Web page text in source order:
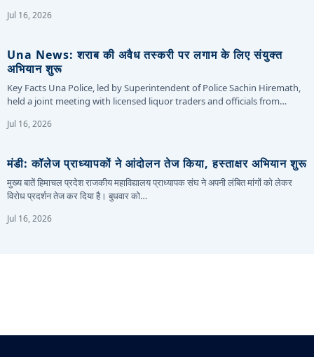
Jul 16, 2026
Una News: शराब की अवैध तस्करी पर लगाम के लिए संयुक्त
अभियान शुरू
Key Facts Una Police, led by Superintendent of Police Sachin Hiremath,
held a joint meeting with licensed liquor traders and officials from…
Jul 16, 2026
मंडी: कॉलेज प्राध्यापकों ने आंदोलन तेज किया, हस्ताक्षर अभियान शुरू
मुख्य बातें हिमाचल प्रदेश राजकीय महाविद्यालय प्राध्यापक संघ ने अपनी लंबित मांगों को लेकर
विरोध प्रदर्शन तेज कर दिया है। बुधवार को…
Jul 16, 2026